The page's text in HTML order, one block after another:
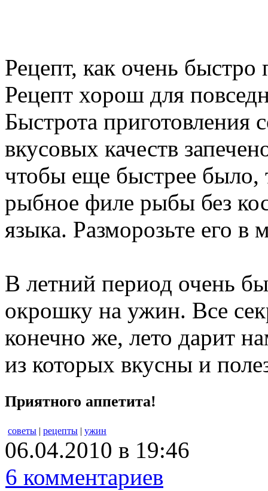
Рецепт, как очень
Рецепт хорош для
Быстрота приготовления
вкусовых качеств
чтобы еще быстрее было,
рыбное филе рыбы без
языка. Разморозьте его
В летний период очень
окрошку на ужин. Все
конечно же, лето дарит
из которых вкусны и
Приятного аппетита!
советы | рецепты | ужин
06.04.2010 в 19:46
6 комментариев